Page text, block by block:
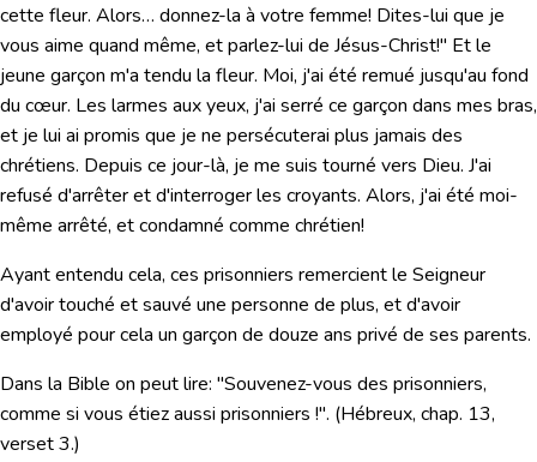
cette fleur. Alors… donnez-la à votre femme! Dites-lui que je
vous aime quand même, et parlez-lui de Jésus-Christ!" Et le
jeune garçon m'a tendu la fleur. Moi, j'ai été remué jusqu'au fond
du cœur. Les larmes aux yeux, j'ai serré ce garçon dans mes bras,
et je lui ai promis que je ne persécuterai plus jamais des
chrétiens. Depuis ce jour-là, je me suis tourné vers Dieu. J'ai
refusé d'arrêter et d'interroger les croyants. Alors, j'ai été moi-
même arrêté, et condamné comme chrétien!
Ayant entendu cela, ces prisonniers remercient le Seigneur
d'avoir touché et sauvé une personne de plus, et d'avoir
employé pour cela un garçon de douze ans privé de ses parents.
Dans la Bible on peut lire: "Souvenez-vous des prisonniers,
comme si vous étiez aussi prisonniers !". (Hébreux, chap. 13,
verset 3.)